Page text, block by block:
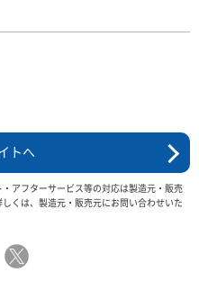
トへ
アフターサービス等の対応は製造元・販売
くは、製造元・販売元にお問い合わせいた